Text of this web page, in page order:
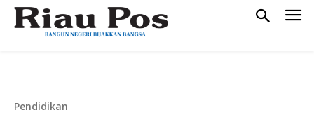
Pendidikan